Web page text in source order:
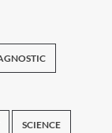
SCIENCE